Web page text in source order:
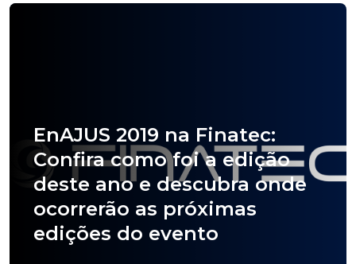
EnAJUS 2019 na Finatec:
Confira como foi a edição
deste ano e descubra onde
ocorrerão as próximas
edições do evento